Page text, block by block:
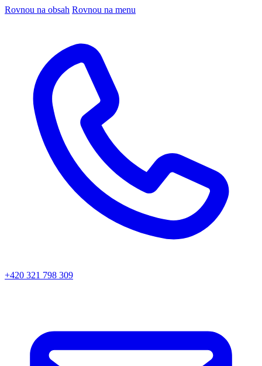
Rovnou na obsah Rovnou na menu
+420 321 798 309